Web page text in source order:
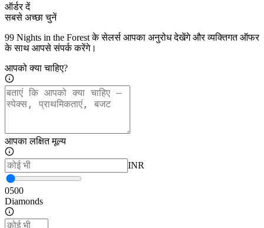
ऑर्डर दें
सबसे अच्छा चुनें
99 Nights in the Forest के सेलर्स आपका अनुरोध देखेंगे और व्यक्तिगत ऑफर
के साथ आपसे संपर्क करेंगे।
आपको क्या चाहिए?
आपका लक्षित मूल्य
INR
0500
Diamonds